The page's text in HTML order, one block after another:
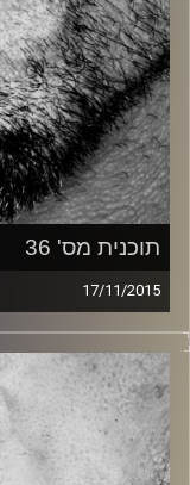
תוכנית מס' 36
17/11/2015
זיפים, מוזיקה
כל מה שחי, אמיתי
עם שמוליק רגב.
קרדיט תמונות: